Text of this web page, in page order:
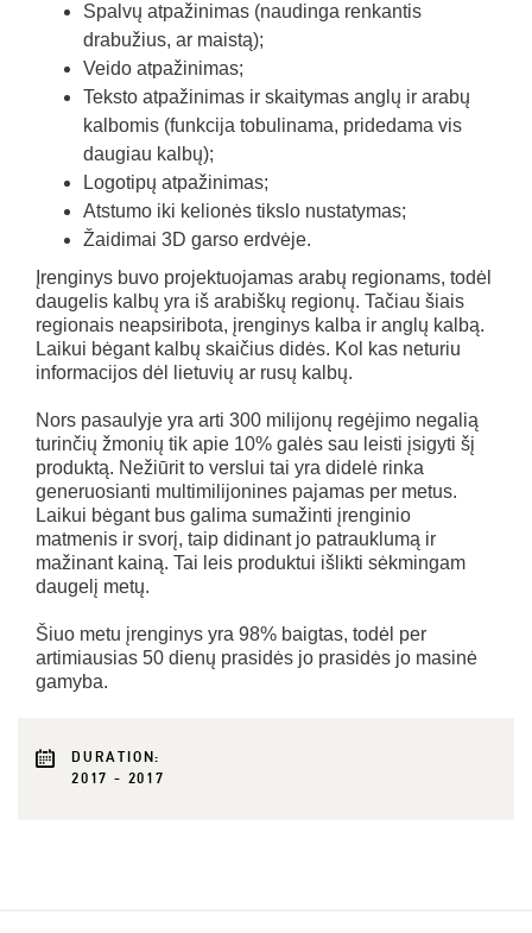
Spalvų atpažinimas (naudinga renkantis
drabužius, ar maistą);
Veido atpažinimas;
Teksto atpažinimas ir skaitymas anglų ir arabų
kalbomis (funkcija tobulinama, pridedama vis
daugiau kalbų);
Logotipų atpažinimas;
Atstumo iki kelionės tikslo nustatymas;
Žaidimai 3D garso erdvėje.
Įrenginys buvo projektuojamas arabų regionams, todėl
daugelis kalbų yra iš arabiškų regionų. Tačiau šiais
regionais neapsiribota, įrenginys kalba ir anglų kalbą.
Laikui bėgant kalbų skaičius didės. Kol kas neturiu
informacijos dėl lietuvių ar rusų kalbų.
Nors pasaulyje yra arti 300 milijonų regėjimo negalią
turinčių žmonių tik apie 10% galės sau leisti įsigyti šį
produktą. Nežiūrit to verslui tai yra didelė rinka
generuosianti multimilijonines pajamas per metus.
Laikui bėgant bus galima sumažinti įrenginio
matmenis ir svorį, taip didinant jo patrauklumą ir
mažinant kainą. Tai leis produktui išlikti sėkmingam
daugelį metų.
Šiuo metu įrenginys yra 98% baigtas, todėl per
artimiausias 50 dienų prasidės jo prasidės jo masinė
gamyba.
DURATION:
2017 - 2017